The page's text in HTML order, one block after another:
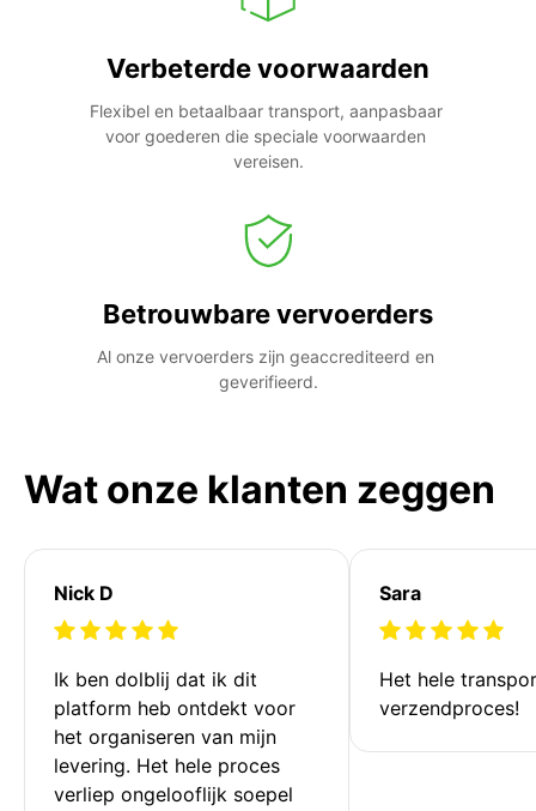
Verbeterde voorwaarden
Flexibel en betaalbaar transport, aanpasbaar
voor goederen die speciale voorwaarden
vereisen.
Betrouwbare vervoerders
Al onze vervoerders zijn geaccrediteerd en
geverifieerd.
Wat onze klanten zeggen
Nick D
Ik ben dolblij dat ik dit
platform heb ontdekt voor
het organiseren van mijn
levering. Het hele proces
verliep ongelooflijk soepel
Sara
Het hele
verzendproces!